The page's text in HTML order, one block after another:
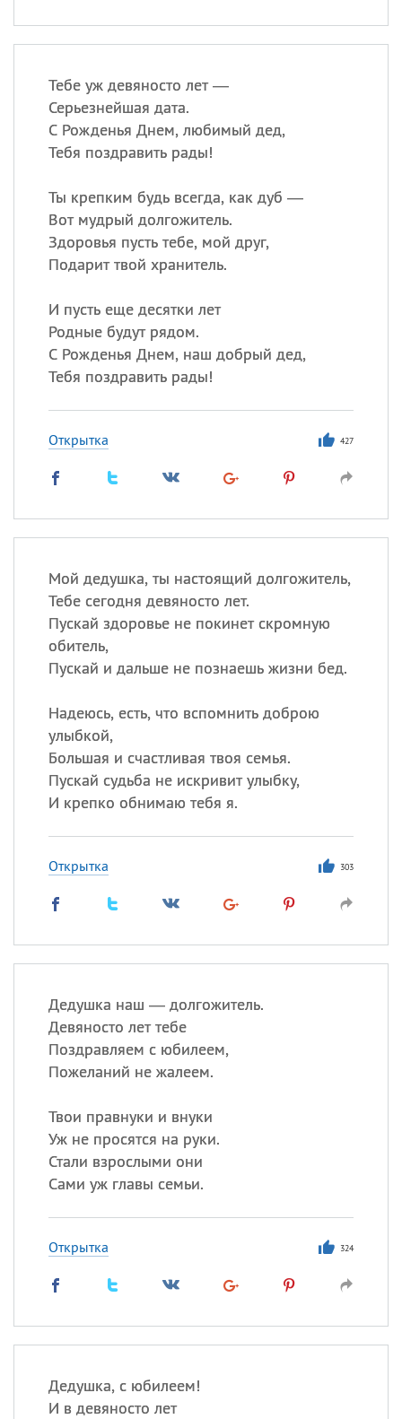
Тебе уж девяносто лет —
Серьезнейшая дата.
С Рожденья Днем, любимый дед,
Тебя поздравить рады!
Ты крепким будь всегда, как дуб —
Вот мудрый долгожитель.
Здоровья пусть тебе, мой друг,
Подарит твой хранитель.
И пусть еще десятки лет
Родные будут рядом.
С Рожденья Днем, наш добрый дед,
Тебя поздравить рады!
Открытка 427
Мой дедушка, ты настоящий долгожитель,
Тебе сегодня девяносто лет.
Пускай здоровье не покинет скромную
обитель,
Пускай и дальше не познаешь жизни бед.
Надеюсь, есть, что вспомнить доброю
улыбкой,
Большая и счастливая твоя семья.
Пускай судьба не искривит улыбку,
И крепко обнимаю тебя я.
Открытка 303
Дедушка наш — долгожитель.
Девяносто лет тебе
Поздравляем с юбилеем,
Пожеланий не жалеем.
Твои правнуки и внуки
Уж не просятся на руки.
Стали взрослыми они
Сами уж главы семьи.
Открытка 324
Дедушка, с юбилеем!
И в девяносто лет